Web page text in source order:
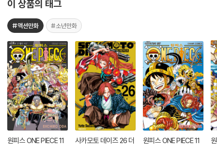
이 상품의 태그
#액션만화 #소년만화
원피스 ONE PIECE 11
사카모토 데이즈 26 더
원피스 ONE PIECE 11